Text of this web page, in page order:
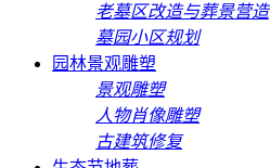
老墓区改造与葬景营造
墓园小区规划
园林景观雕塑
景观雕塑
人物肖像雕塑
古建筑修复